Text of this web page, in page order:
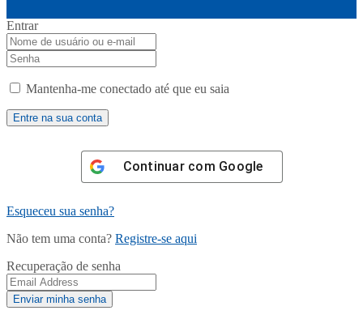
Entrar
Mantenha-me conectado até que eu saia
Continuar com Google
Esqueceu sua senha?
Não tem uma conta? Registre-se aqui
Recuperação de senha